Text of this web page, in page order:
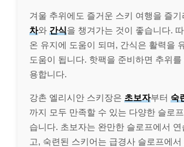
겨울 추위에도 즐거운 스키 여행을 즐기
차와 간식을 챙겨가는 것이 좋습니다.
온 유지에 도움이 되며, 간식은 활력을
도움이 됩니다. 핫팩을 준비하면 추위
용합니다.
강촌 엘리시안 스키장은 초보자부터 숙
까지 모두 만족할 수 있는 다양한 슬로
습니다. 초보자는 완만한 슬로프에서
고, 숙련된 스키어는 급경사 슬로프에서